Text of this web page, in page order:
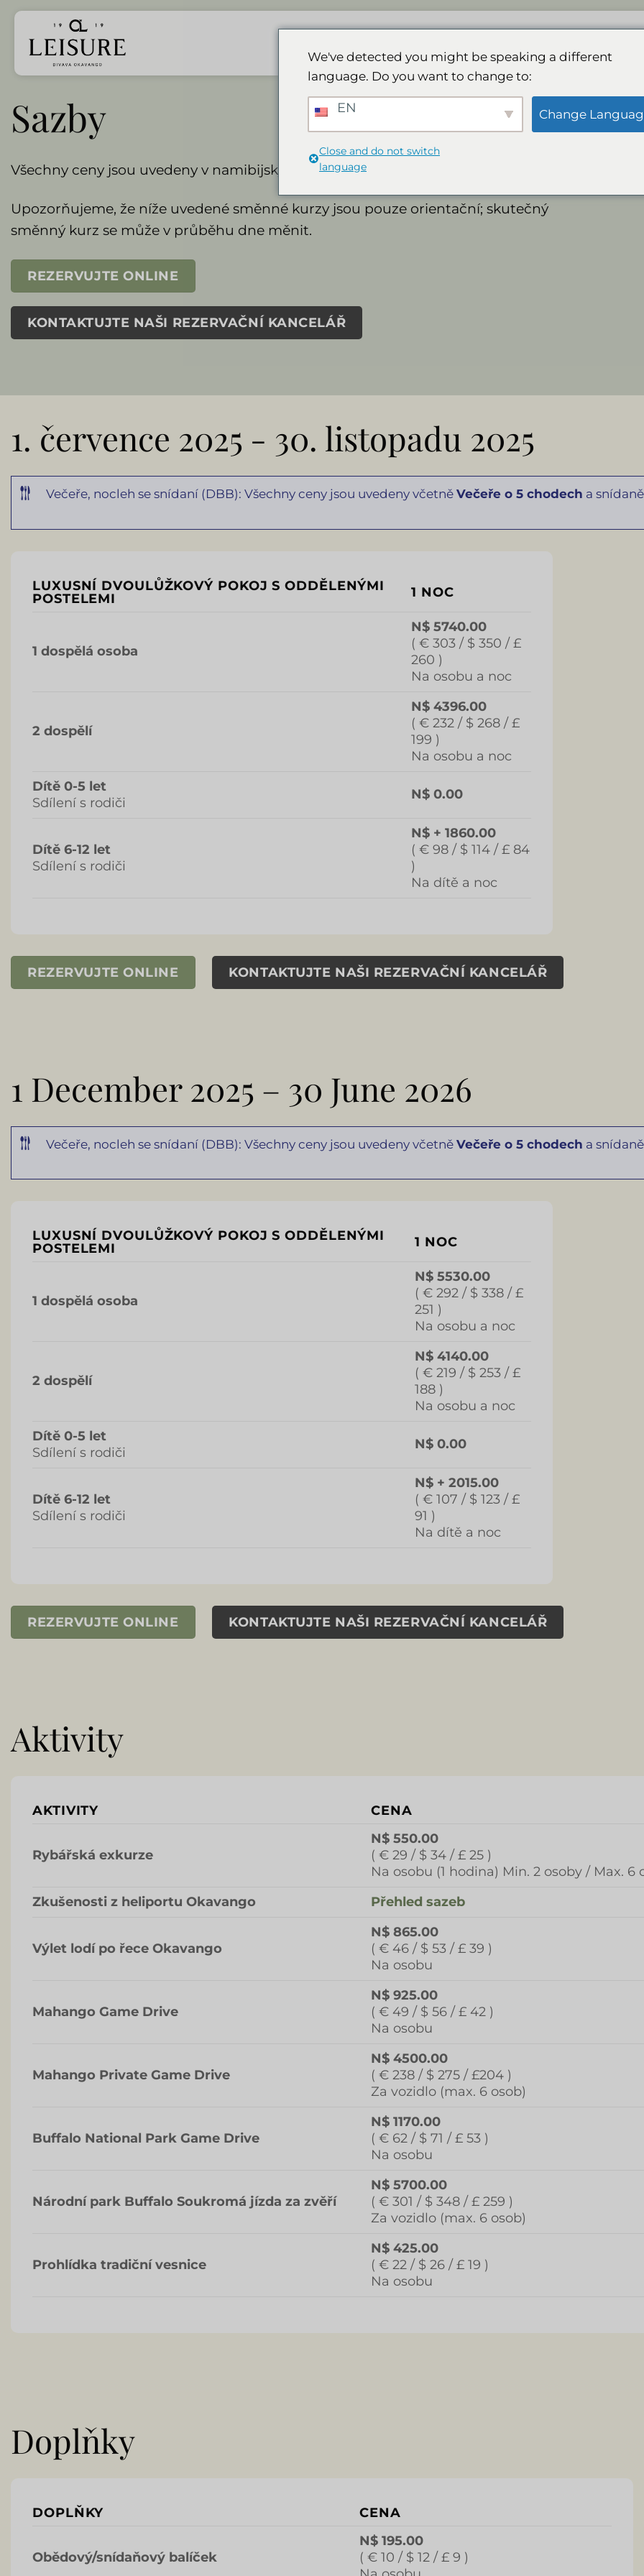
Přeskočit
obsah
Sazby
Všechny ceny jsou uvedeny v namibijských dolarech (N$).
Upozorňujeme, že níže uvedené směnné kurzy jsou pouze orientační; skutečný
směnný kurz se může v průběhu dne měnit.
REZERVUJTE ONLINE
KONTAKTUJTE NAŠI REZERVAČNÍ KANCELÁŘ
1. července 2025 - 30. listopadu 2025
Večeře, nocleh se snídaní (DBB): Všechny ceny jsou uvedeny včetněVečeře o 5 chodech a
LUXUSNÍ DVOULŮŽKOVÝ POKOJ S ODDĚLENÝMI
POSTELEMI
1 NOC
1 dospělá osoba
N$ 5740.00
( € 303 / $ 350 / £
260 )
Na osobu a noc
2 dospělí
N$ 4396.00
( € 232 / $ 268 / £
199 )
Na osobu a noc
Dítě 0-5 let
Sdílení s rodiči
N$ 0.00
Dítě 6-12 let
Sdílení s rodiči
N$ + 1860.00
( € 98 / $ 114 / £ 84
)
Na dítě a noc
REZERVUJTE ONLINE KONTAKTUJTE NAŠI REZERVAČNÍ KANCELÁŘ
1 December 2025 – 30 June 2026
Večeře, nocleh se snídaní (DBB): Všechny ceny jsou uvedeny včetněVečeře o 5 chodech a
LUXUSNÍ DVOULŮŽKOVÝ POKOJ S ODDĚLENÝMI
POSTELEMI
1 NOC
1 dospělá osoba
N$ 5530.00
( € 292 / $ 338 / £
251 )
Na osobu a noc
2 dospělí
N$ 4140.00
( € 219 / $ 253 / £
188 )
Na osobu a noc
Dítě 0-5 let
Sdílení s rodiči
N$ 0.00
Dítě 6-12 let
Sdílení s rodiči
N$ + 2015.00
( € 107 / $ 123 / £
91 )
Na dítě a noc
REZERVUJTE ONLINE KONTAKTUJTE NAŠI REZERVAČNÍ KANCELÁŘ
Aktivity
AKTIVITY CENA
Rybářská exkurze
N$ 550.00
( € 29 / $ 34 / £ 25 )
Na osobu (1 hodina) Min. 2 osoby / Max. 6
Zkušenosti z heliportu Okavango
Přehled sazeb
Výlet lodí po řece Okavango
N$ 865.00
( € 46 / $ 53 / £ 39 )
Na osobu
Mahango Game Drive
N$ 925.00
( € 49 / $ 56 / £ 42 )
Na osobu
Mahango Private Game Drive
N$ 4500.00
( € 238 / $ 275 / £204 )
Za vozidlo (max. 6 osob)
Buffalo National Park Game Drive
N$ 1170.00
( € 62 / $ 71 / £ 53 )
Na osobu
Národní park Buffalo Soukromá jízda za zvěří
N$ 5700.00
( € 301 / $ 348 / £ 259 )
Za vozidlo (max. 6 osob)
Prohlídka tradiční vesnice
N$ 425.00
( € 22 / $ 26 / £ 19 )
Na osobu
Doplňky
DOPLŇKY CENA
Obědový/snídaňový balíček
N$ 195.00
( € 10 / $ 12 / £ 9 )
We've detected you might be speaking a different
language. Do you want to change to:
EN Change
Close and do not switch
language